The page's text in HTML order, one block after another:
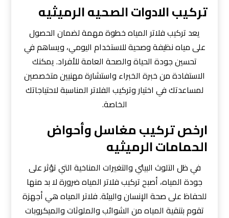
تركيب الادوات الصحيه الرميثيه
يعد تركيب فلاتر المياه خطوة مهمة لضمان الحصول
على مياه نظيفة وصحية للاستخدام اليومي، ويساهم في
تحسين جودة الحياة والصحة العامة للأفراد. يمكنك
الاستفادة من خبرة الخبراء واستشارة مهنيين متخصصين
لمساعدتك في اختيار وتركيب الفلاتر المناسبة لاحتياجاتك
الخاصة.
ارخص تركيب مغاسل وأحواض
الحمامات الرميثيه
في ظل التلوث البيئي والتغيرات المناخية التي تؤثر على
جودة المياه، أصبح تركيب فلاتر المياه ضرورة لا بد منها
للحفاظ على صحة الإنسان والبيئة. فلاتر المياه هي أجهزة
تقوم بتنقية المياه من الشوائب والملوثات والميكروبات